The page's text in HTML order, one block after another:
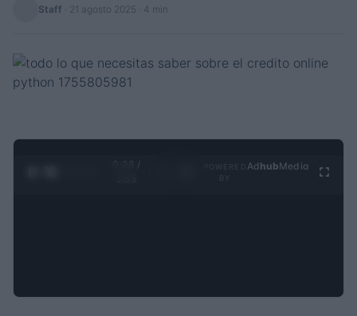
Staff 21 agosto 2025 · 4 min
0:29 /
Ad hubMedia